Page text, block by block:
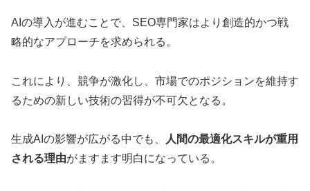
AIの導入が進むことで、SEO専門家はより創造的かつ戦
略的なアプローチを求められる。
これにより、競争が激化し、市場でのポジションを維持す
るための新しい技術の習得が不可欠となる。
生成AIの影響が広がる中でも、
人間の最適化スキルが重用
される理由がますます明白になっている。